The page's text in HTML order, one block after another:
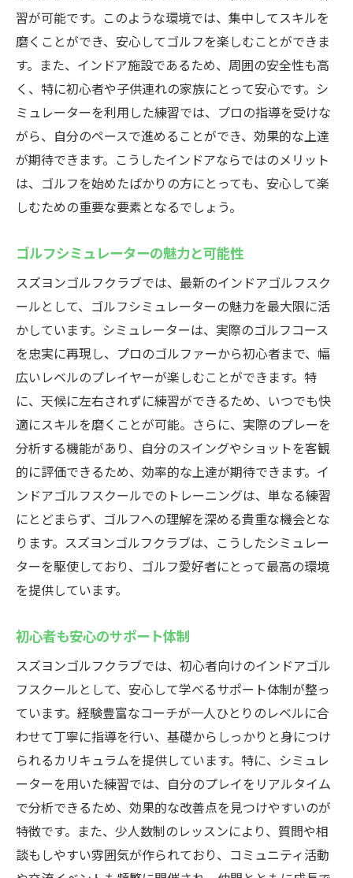
初めての人でも安心して始められる
手ぶらで気軽に体験
充実した施設での練習
初心者におすすめのコース
ゴルフを楽しむ新しいスタイル
手軽にスキルアップできる環境
ゴルフ愛好者必見スズヨンゴルフクラブでのイ
ンドアゴルフのメリット
グ
健康維持とリフレッシュに最適
他施設との違いと競争力
会員特典と利用のメリット
コミュニティ作りに最適な場
習が可能です。このような環境では、集中してスキルを
磨くことができ、安心してゴルフを楽しむことができま
す。また、インドア施設であるため、周囲の安全性も高
く、特に初心者や子供連れの家族にとって安心です。シ
ミュレーターを利用した練習では、プロの指導を受けな
がら、自分のペースで進めることができ、効果的な上達
が期待できます。こうしたインドアならではのメリット
は、ゴルフを始めたばかりの方にとっても、安心して楽
しむための重要な要素となるでしょう。
ゴルフシミュレーターの魅力と可能性
スズヨンゴルフクラブでは、最新のインドアゴルフスク
ールとして、ゴルフシミュレーターの魅力を最大限に活
かしています。シミュレーターは、実際のゴルフコース
を忠実に再現し、プロのゴルファーから初心者まで、幅
広いレベルのプレイヤーが楽しむことができます。特
に、天候に左右されずに練習ができるため、いつでも快
適にスキルを磨くことが可能。さらに、実際のプレーを
分析する機能があり、自分のスイングやショットを客観
的に評価できるため、効率的な上達が期待できます。イ
ンドアゴルフスクールでのトレーニングは、単なる練習
にとどまらず、ゴルフへの理解を深める貴重な機会とな
ります。スズヨンゴルフクラブは、こうしたシミュレー
ターを駆使しており、ゴルフ愛好者にとって最高の環境
を提供しています。
初心者も安心のサポート体制
スズヨンゴルフクラブでは、初心者向けのインドアゴル
フスクールとして、安心して学べるサポート体制が整っ
ています。経験豊富なコーチが一人ひとりのレベルに合
わせて丁寧に指導を行い、基礎からしっかりと身につけ
られるカリキュラムを提供しています。特に、シミュレ
ーターを用いた練習では、自分のプレイをリアルタイム
で分析できるため、効果的な改善点を見つけやすいのが
特徴です。また、少人数制のレッスンにより、質問や相
談もしやすい雰囲気が作られており、コミュニティ活動